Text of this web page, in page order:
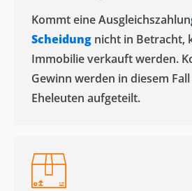
Kommt eine
Scheidung nicht in Betracht,
Immobilie verkauft werden.
Gewinn werden in diesem
Eheleuten aufgeteilt.​